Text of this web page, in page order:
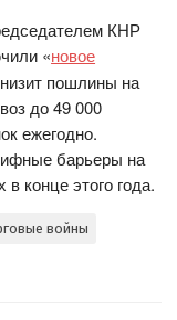
КНР
«новое
пошлины на
до 49 000
ежегодно.
барьеры на
конце этого года.
войны